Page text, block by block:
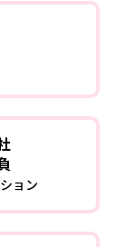
ョン